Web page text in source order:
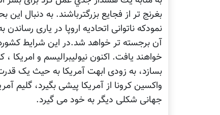
بغرنج تر از فجایع بزرگترباشند. به دنبال این
نمودکه ناتوانی اتحادیه اروپا در یاری
آن برجسته تر خواهد شد.در این شرایط
خواهند یافت. اکنون نیولیبرالیسم و امریکا
بسازد، به زودی ابهت آمریکا به حیث یک
واکسین کرونا از آمریکا پیشی بگیرد،
جهانی شکلی دیگر به خود می گیرد.